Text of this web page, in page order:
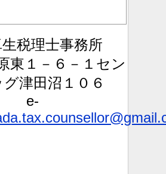
税理士事務所
東１－６－１セン
グ津田沼１０６
e-